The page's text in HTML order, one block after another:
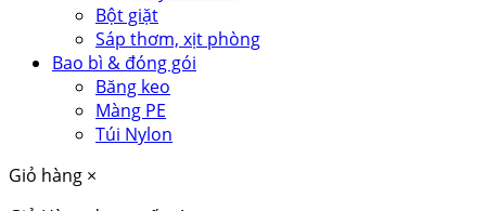
Bột giặt
Sáp thơm, xịt phòng
Bao bì & đóng gói
Băng keo
Màng PE
Túi Nylon
Giỏ hàng ×